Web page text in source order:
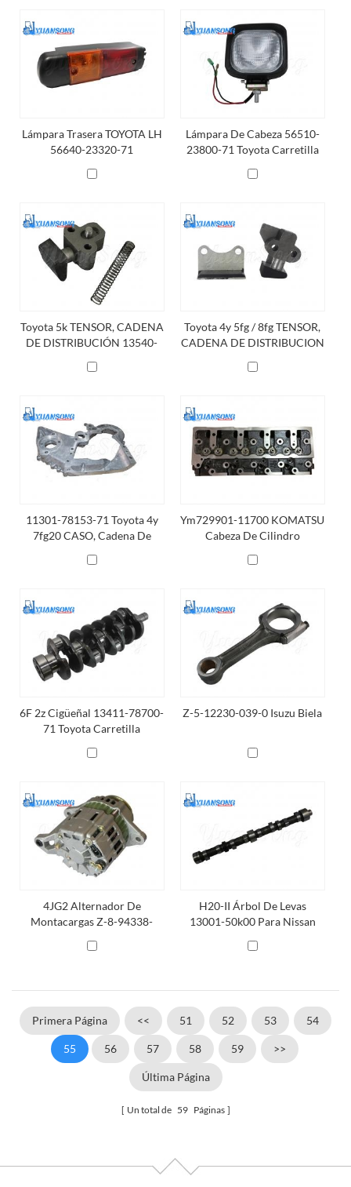
Lámpara Trasera TOYOTA LH
56640-23320-71
Lámpara De Cabeza 56510-
23800-71 Toyota Carretilla
Toyota 5k TENSOR, CADENA
DE DISTRIBUCIÓN 13540-
Toyota 4y 5fg / 8fg TENSOR,
CADENA DE DISTRIBUCION
11301-78153-71 Toyota 4y
7fg20 CASO, Cadena De
Ym729901-11700 KOMATSU
Cabeza De Cilindro
6F 2z Cigüeñal 13411-78700-
71 Toyota Carretilla
Z-5-12230-039-0 Isuzu Biela
4JG2 Alternador De
Montacargas Z-8-94338-
Alternador
H20-II Árbol De Levas
13001-50k00 Para Nissan
Primera Página << 51 52 53 54
55 56 57 58 59 >>
Última Página
Un total de 59 Páginas